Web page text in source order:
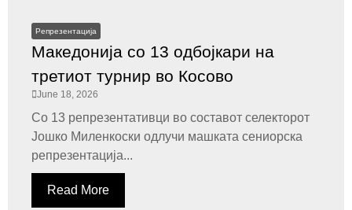
Репрезентација
Македонија со 13 одбојкари на
третиот турнир во Косово
June 18, 2026
Со 13 репрезентативци во составот селекторот
Јошко Миленкоски одлучи машката сениорска
репрезентација...
Read More